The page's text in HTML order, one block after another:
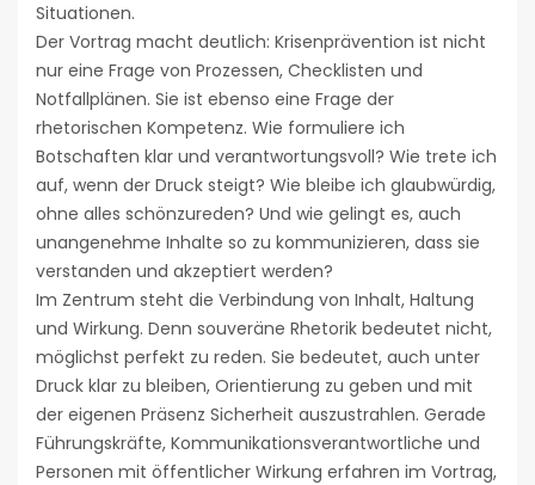
Situationen.
Der Vortrag macht deutlich: Krisenprävention ist nicht
nur eine Frage von Prozessen, Checklisten und
Notfallplänen. Sie ist ebenso eine Frage der
rhetorischen Kompetenz. Wie formuliere ich
Botschaften klar und verantwortungsvoll? Wie trete ich
auf, wenn der Druck steigt? Wie bleibe ich glaubwürdig,
ohne alles schönzureden? Und wie gelingt es, auch
unangenehme Inhalte so zu kommunizieren, dass sie
verstanden und akzeptiert werden?
Im Zentrum steht die Verbindung von Inhalt, Haltung
und Wirkung. Denn souveräne Rhetorik bedeutet nicht,
möglichst perfekt zu reden. Sie bedeutet, auch unter
Druck klar zu bleiben, Orientierung zu geben und mit
der eigenen Präsenz Sicherheit auszustrahlen. Gerade
Führungskräfte, Kommunikationsverantwortliche und
Personen mit öffentlicher Wirkung erfahren im Vortrag,